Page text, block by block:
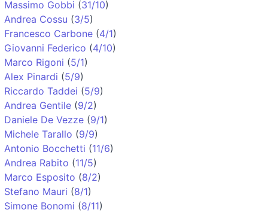
Massimo Gobbi (31/10)
Andrea Cossu (3/5)
Francesco Carbone (4/1)
Giovanni Federico (4/10)
Marco Rigoni (5/1)
Alex Pinardi (5/9)
Riccardo Taddei (5/9)
Andrea Gentile (9/2)
Daniele De Vezze (9/1)
Michele Tarallo (9/9)
Antonio Bocchetti (11/6)
Andrea Rabito (11/5)
Marco Esposito (8/2)
Stefano Mauri (8/1)
Simone Bonomi (8/11)